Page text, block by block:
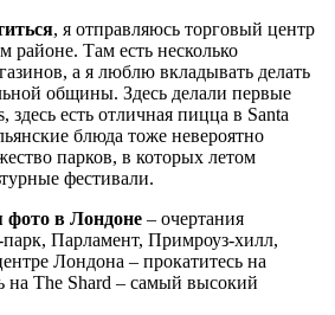
, я отправляюсь торговый центр
районе. Там есть несколько
а я люблю вкладывать делать
общины. Здесь делали первые
есть отличная пицца в Santa
блюда тоже невероятно
парков, в которых летом
фестивали.
фото в Лондоне – очертания
Парламент, Примроуз-хилл,
Лондона – прокатитесь на
на The Shard – самый высокий